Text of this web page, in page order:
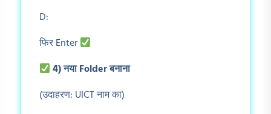
D:
फिर Enter
4)नया Folderबनाना
(उदाहरण: UICT नाम का)